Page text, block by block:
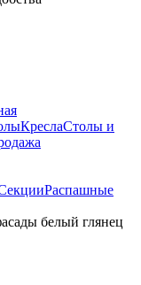
КреслаСтолы и
Распашные
белый глянец